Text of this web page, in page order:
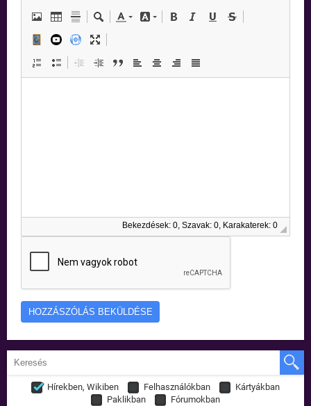
Bekezdések: 0, Szavak: 0, Karakaterek: 0
Hírekben, Wikiben Felhasználókban
Kártyákban
Paklikban
Fórumokban